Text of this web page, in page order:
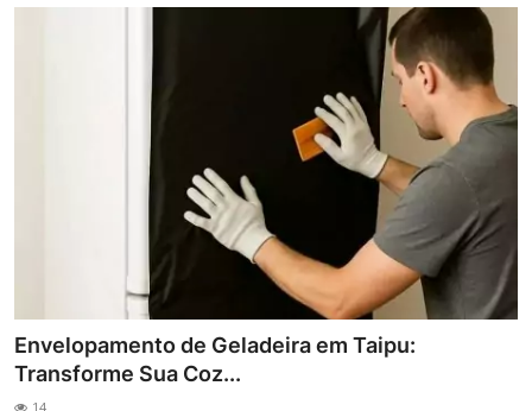
Envelopamento de Geladeira em Taipu:
Transforme Sua Coz...
14